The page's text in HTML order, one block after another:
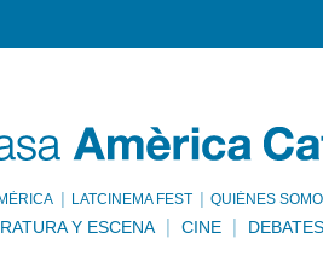
LATCINEMA FEST QUIÉNES
Y ESCENA CINE DEBATES